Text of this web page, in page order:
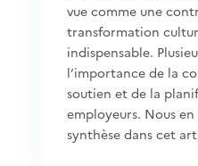
vue comme une
transformation
indispensable.
l’importance de la
soutien et de la
employeurs. Nous
synthèse dans cet